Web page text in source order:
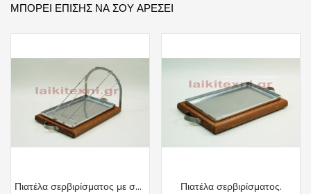
ΜΠΟΡΕΊ ΕΠΊΣΗΣ ΝΑ ΣΟΥ ΑΡΈΣΕΙ
Πιατέλα σερβιρίσματος με σουβλάκια.
Πιατέλα σερβιρίσματος.